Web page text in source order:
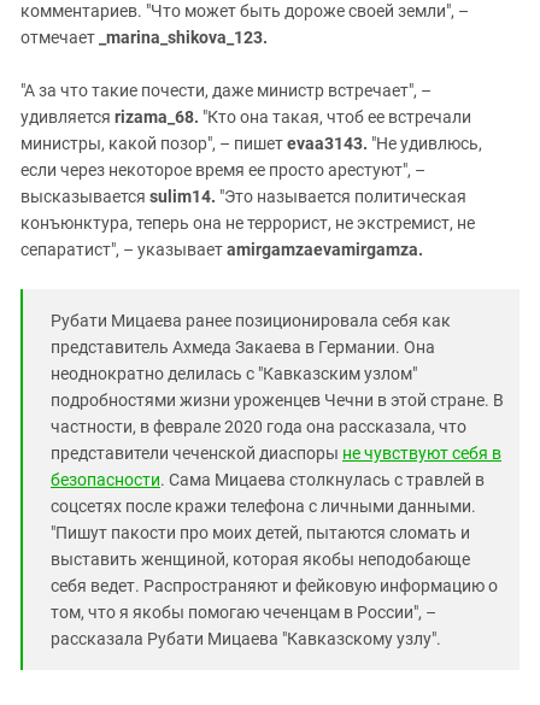
комментариев. "Что может быть дороже своей земли", –
отмечает _marina_shikova_123.
"А за что такие почести, даже министр встречает", –
удивляется rizama_68. "Кто она такая, чтоб ее встречали
министры, какой позор", – пишетevaa3143. "Не удивлюсь,
если через некоторое время ее просто арестуют", –
высказывается sulim14. "Это называется политическая
конъюнктура, теперь она не террорист, не экстремист, не
сепаратист", – указываетamirgamzaevamirgamza.
Рубати Мицаева ранее позиционировала себя как
представитель Ахмеда Закаева в Германии. Она
неоднократно делилась с "Кавказским узлом"
подробностями жизни уроженцев Чечни в этой стране. В
частности, в феврале 2020 года она рассказала, что
представители чеченской диаспоры не чувствуют себя в
безопасности. Сама Мицаева столкнулась с травлей в
соцсетях после кражи телефона с личными данными.
"Пишут пакости про моих детей, пытаются сломать и
выставить женщиной, которая якобы неподобающе
себя ведет. Распространяют и фейковую информацию о
том, что я якобы помогаю чеченцам в России", –
рассказала Рубати Мицаева "Кавказскому узлу".